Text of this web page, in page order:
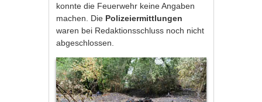
konnte die Feuerwehr keine Angaben
machen. Die Polizeiermittlungen
waren bei Redaktionsschluss noch nicht
abgeschlossen.